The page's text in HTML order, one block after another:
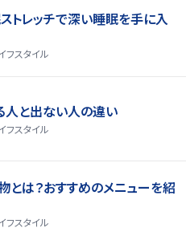
トレッチで深い睡眠を手に入
フスタイル
人と出ない人の違い
フスタイル
とは？おすすめのメニューを紹
フスタイル